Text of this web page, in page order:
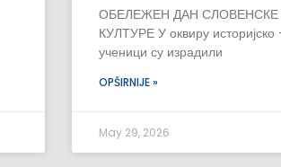
ОБЕЛЕЖЕН ДАН
КУЛТУРЕ У оквиру историјско
ученици су израдили
OPŠIRNIJE »
May 29, 2026